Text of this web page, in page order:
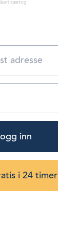
inn
i 24 timer